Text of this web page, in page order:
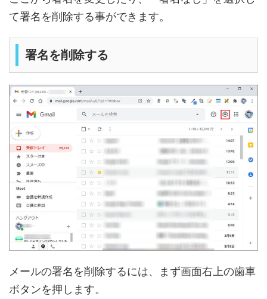
て署名を削除する事ができます。
署名を削除する
メールの署名を削除するには、まず画面右上の歯車
ボタンを押します。